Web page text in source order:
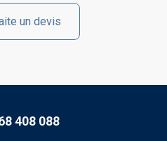
un devis
408 088